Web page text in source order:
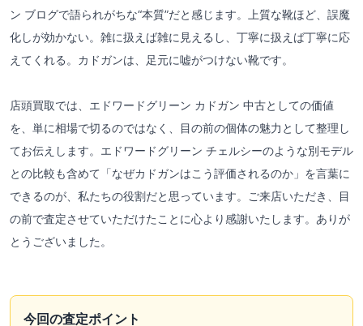
ン ブログで語られがちな“本質”だと感じます。上質な靴ほど、誤魔
化しが効かない。雑に扱えば雑に見えるし、丁寧に扱えば丁寧に応
えてくれる。カドガンは、足元に嘘がつけない靴です。
店頭買取では、エドワードグリーン カドガン 中古としての価値
を、単に相場で切るのではなく、目の前の個体の魅力として整理し
てお伝えします。エドワードグリーン チェルシーのような別モデル
との比較も含めて「なぜカドガンはこう評価されるのか」を言葉に
できるのが、私たちの役割だと思っています。ご来店いただき、目
の前で査定させていただけたことに心より感謝いたします。ありが
とうございました。
今回の査定ポイント